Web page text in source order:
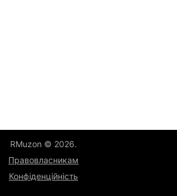
RMuzon © 2026.
Правовласникам
Конфіденційність